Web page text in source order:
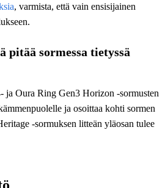
, varmista, että vain ensisijainen
pitää sormessa tietyssä
Oura Ring Gen3 Horizon ‑sormusten
ja osoittaa kohti sormen
‑sormuksen litteän yläosan tulee